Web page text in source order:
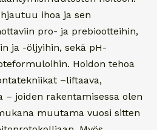
ihoa ja sen
pro- ja prebiootteihin,
ja -öljyihin, sekä pH-
Hoidon tehoa
–liftaava,
– joiden rakentamisessa olen
muutama vuosi sitten